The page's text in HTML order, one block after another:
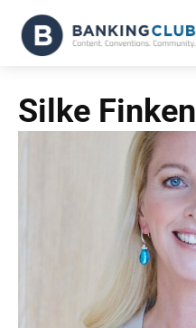
Silke Finken